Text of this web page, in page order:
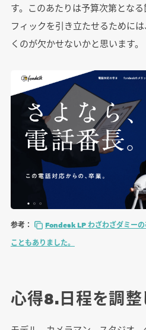
す。このあたりは予算次第とな
フィックを引き立たせるために
くのが欠かせないかと思います。
参考：
Fondesk LP わざわざダミー
こともありました。
心得8.日程を調整